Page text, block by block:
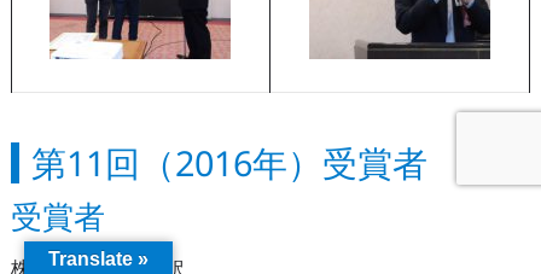
第11回（2016年）受賞者
受賞者
株式会社みらい翻訳
Translate »